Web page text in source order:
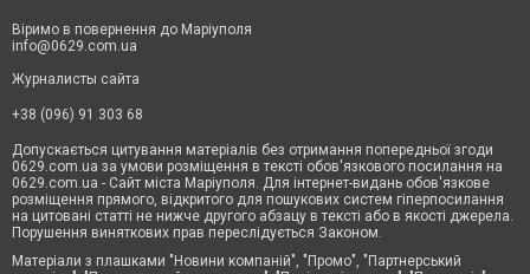
Віримо в повернення до Маріуполя
info@0629.com.ua
Журналисты сайта
+38 (096) 91 303 68
Допускається цитування матеріалів без отримання попередньої згоди
0629.com.ua за умови розміщення в тексті обов'язкового посилання на
0629.com.ua - Сайт міста Маріуполя. Для інтернет-видань обов'язкове
розміщення прямого, відкритого для пошукових систем гіперпосилання
на цитовані статті не нижче другого абзацу в тексті або в якості джерела.
Порушення виняткових прав переслідується Законом.
Матеріали з плашками "Новини компаній", "Промо", "Партнерський